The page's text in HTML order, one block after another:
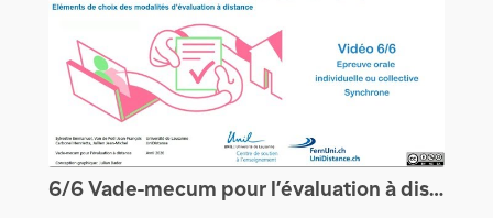
6/6 Vade-mecum pour l’évaluation à distance des étudiants : les épreuves orales